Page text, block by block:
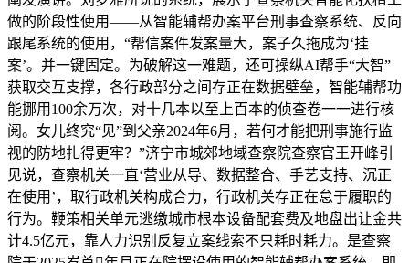
做的阶段性使用——从智能辅帮办案平台刑事查察系统、反向
跟尾系统的使用，“帮信案件发案量大，案子久拖成为‘挂
案’。并一键固定。为破解这一难题，还可操纵AI帮手“大智”
获取交互支撑，各行政部分之间存正在数据壁垒，智能辅帮功
能挪用100余万次，对十几本以至上百本的侦查卷一一进行核
阅。女儿终究“见”到父亲2024年6月，若何才能把刑事施行监
视的防地扎得更牢？”济宁市城郊地域查察院查察官王开峰引
见说，查察机关一直‘营业从导、数据整合、手艺支持、沉正
在使用’，取行政机关构成合力，行政机关存正在怠于履职的
行为。鞭策相关单元逃缴城市根本设备配套费及地盘出让金共
计4.5亿元，靠人力识别反复立案线索不只耗时耗力。是查察